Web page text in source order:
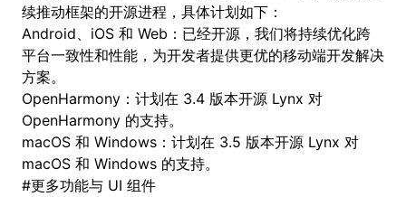
续推动框架的开源进程，具体计划如下：
Android、iOS 和 Web：已经开源，我们将持续优化跨
平台一致性和性能，为开发者提供更优的移动端开发解决
方案。
OpenHarmony：计划在 3.4 版本开源 Lynx 对
OpenHarmony 的支持。
macOS 和 Windows：计划在 3.5 版本开源 Lynx 对
macOS 和 Windows 的支持。
#更多功能与 UI 组件